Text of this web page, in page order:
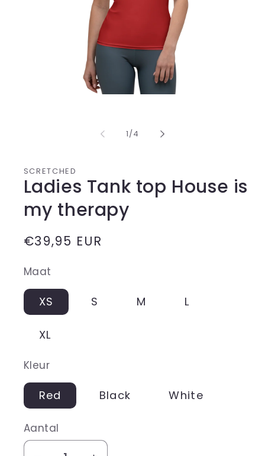
1/van
4
SCRETCHED
Ladies Tank top House is
my therapy
Normale
€39,95 EUR
Maat
XS S M L
XL
Kleur
Red Black White
Aantal